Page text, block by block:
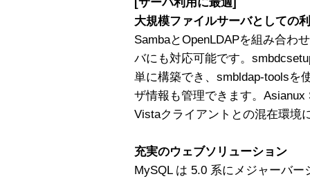
大規模ファイルサーバとしての
SambaとOpenLDAPを組み合わ
バにも対応可能です。
単に構築でき、smbldap-toolsを
ザ情報も管理できます。
Vistaクライアントとの混在環境
充実のウェブソリューション
MySQL は 5.0 系にメジャーバ